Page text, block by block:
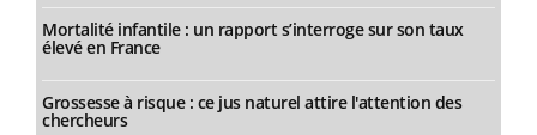
Mortalité infantile : un rapport s’interroge sur son taux
élevé en France
Grossesse à risque : ce jus naturel attire l'attention des
chercheurs